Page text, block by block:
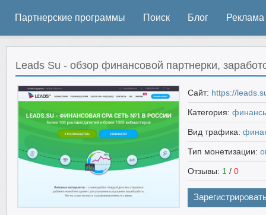
Партнерские программы Поиск Блог Реклама
Leads Su - обзор финансовой партнерки,
Сайт: https://
Категория:
Вид трафика:
Тип монетизации:
Отзывы: 1 / 0